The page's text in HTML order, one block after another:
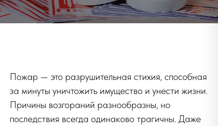
Пожар — это разрушительная стихия, способная
за минуты уничтожить имущество и унести жизни.
Причины возгораний разнообразны, но
последствия всегда одинаково трагичны. Даже